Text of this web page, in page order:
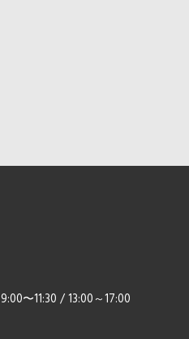
〜11:30 / 13:00～17:00